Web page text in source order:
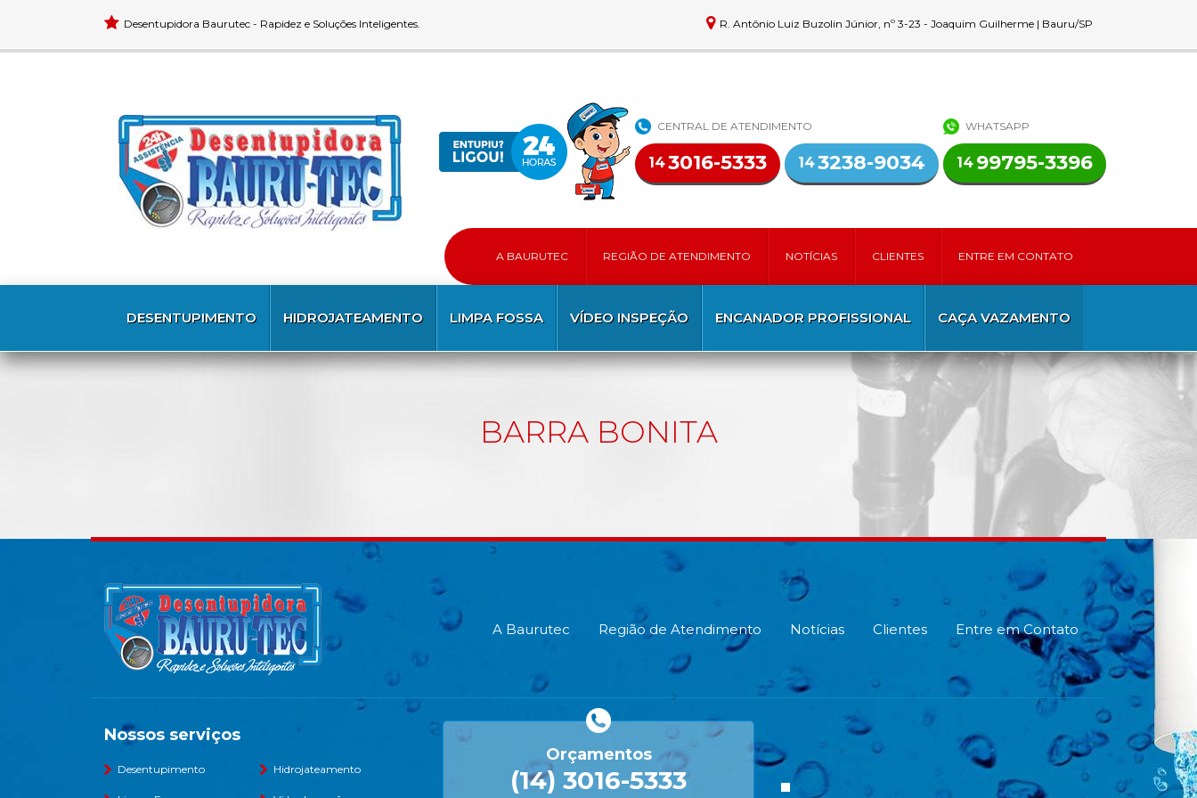
Desentupidora Baurutec - Rapidez e Soluções Inteligentes. R. Antônio Luiz Buzolin Júnior, nº 3-23 - Joaquim Guilherme | Bauru/SP
CENTRAL DE ATENDIMENTO
143016-5333 143238-9034
WHATSAPP
14 99795-3396
A BAURUTEC REGIÃO DE ATENDIMENTO NOTÍCIAS CLIENTES ENTRE EM CONTATO
DESENTUPIMENTO HIDROJATEAMENTO LIMPA FOSSA VÍDEO INSPEÇÃO ENCANADOR PROFISSIONAL CAÇA VAZAMENTO
BARRA BONITA
A Baurutec Região de Atendimento Notícias Clientes Entre em Contato
Nossos serviços
Desentupimento Hidrojateamento
Orçamentos
(14) 3016-5333